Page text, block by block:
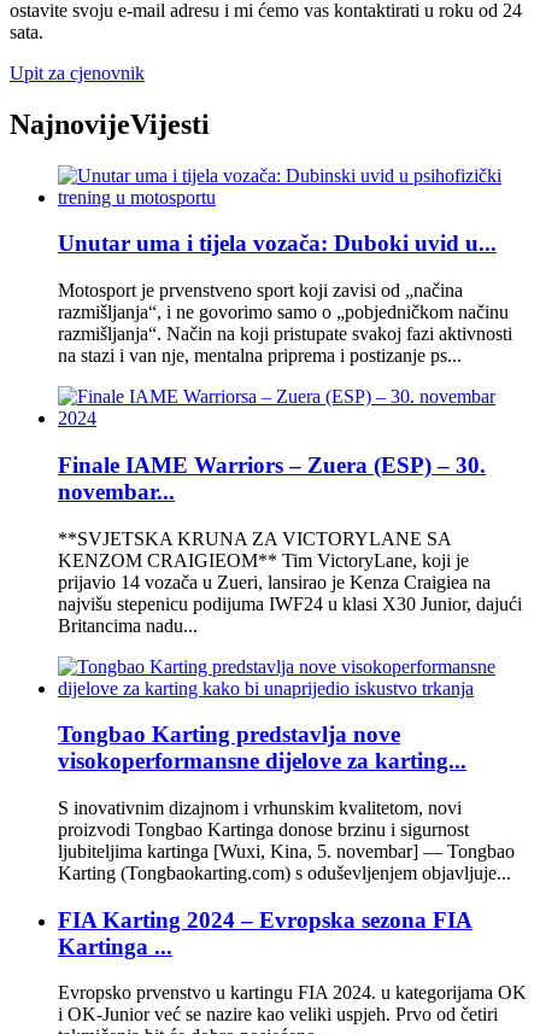
ostavite svoju e-mail adresu i mi ćemo vas kontaktirati u roku od 24
sata.
Upit za cjenovnik
NajnovijeVijesti
Unutar uma i tijela vozača: Duboki uvid u...
Motosport je prvenstveno sport koji zavisi od „načina
razmišljanja“, i ne govorimo samo o „pobjedničkom načinu
razmišljanja“. Način na koji pristupate svakoj fazi aktivnosti
na stazi i van nje, mentalna priprema i postizanje ps...
Finale IAME Warriors – Zuera (ESP) – 30.
novembar...
**SVJETSKA KRUNA ZA VICTORYLANE SA
KENZOM CRAIGIEOM** Tim VictoryLane, koji je
prijavio 14 vozača u Zueri, lansirao je Kenza Craigiea na
najvišu stepenicu podijuma IWF24 u klasi X30 Junior, dajući
Britancima nadu...
Tongbao Karting predstavlja nove
visokoperformansne dijelove za karting...
S inovativnim dizajnom i vrhunskim kvalitetom, novi
proizvodi Tongbao Kartinga donose brzinu i sigurnost
ljubiteljima kartinga [Wuxi, Kina, 5. novembar] — Tongbao
Karting (Tongbaokarting.com) s oduševljenjem objavljuje...
FIA Karting 2024 – Evropska sezona FIA
Kartinga ...
Evropsko prvenstvo u kartingu FIA 2024. u kategorijama OK
i OK-Junior već se nazire kao veliki uspjeh. Prvo od četiri